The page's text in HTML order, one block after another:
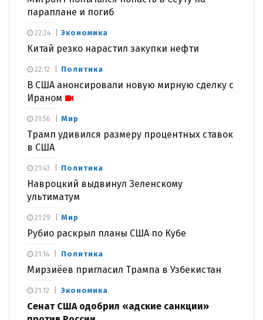
параплане и погиб
Экономика
Китай резко нарастил закупки нефти
22:24
Политика
В США анонсировали новую мирную сделку с
Ираном
22:12
Мир
Трамп удивился размеру процентных ставок
в США
21:56
Политика
Навроцкий выдвинул Зеленскому
ультиматум
21:43
Мир
Рубио раскрыл планы США по Кубе
21:29
Политика
Мирзиёев пригласил Трампа в Узбекистан
21:14
Экономика
Сенат США одобрил «адские санкции»
21:12